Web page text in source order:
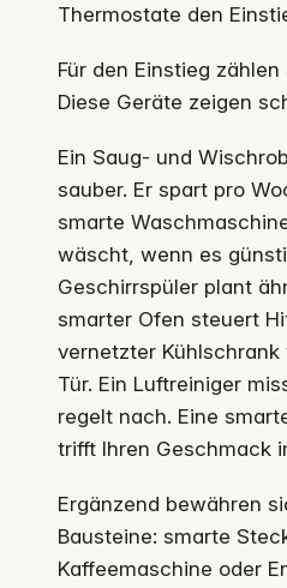
Thermostate den
Für den Einstieg
Diese Geräte zeigen
Ein Saug- und
sauber. Er spart pro
smarte
wäscht, wenn es
Geschirrspüler plant
smarter Ofen steuert
vernetzter
Tür. Ein Luftreiniger
regelt nach. Eine
trifft Ihren Geschmack
Ergänzend bewähren
Bausteine: smarte
Kaffeemaschine oder